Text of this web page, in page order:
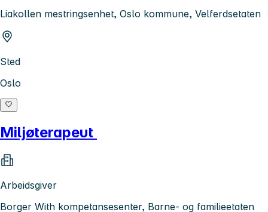
Liakollen mestringsenhet, Oslo kommune, Velferdsetaten
Sted
Oslo
Miljøterapeut
Arbeidsgiver
Borger With kompetansesenter, Barne- og familieetaten